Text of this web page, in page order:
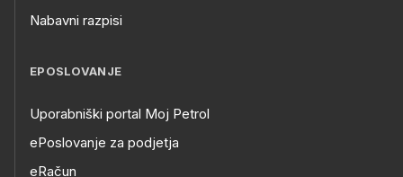
Nabavni razpisi
EPOSLOVANJE
Uporabniški portal Moj Petrol
ePoslovanje za podjetja
eRačun